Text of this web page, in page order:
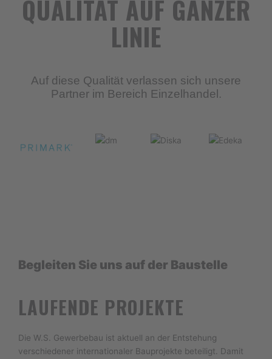
QUALITÄT AUF GANZER
LINIE
Auf diese Qualität verlassen sich unsere
Partner im Bereich Einzelhandel.
Begleiten Sie uns auf der Baustelle
LAUFENDE PROJEKTE
Die W.S. Gewerbebau ist aktuell an der Entstehung
verschiedener internationaler Bauprojekte beteiligt. Damit